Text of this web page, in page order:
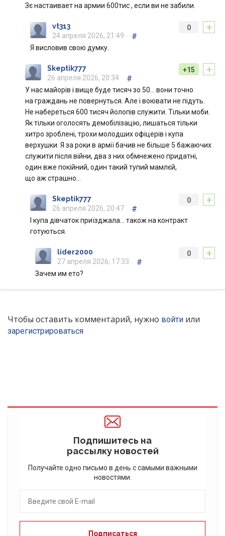
Зє настаивает на армии 600тис , если ви не забили.
+
0
vt313
24 апреля 2026, 21:49
#
Я висловив свою думку.
+
+15
Skeptik777
26 апреля 2026, 20:34
#
У нас майорів і вище буде тисяч зо 50… вони точно
на граждань не повернуться. Але і воювати не підуть.
Не набереться 600 тисяч йолопів служити. Тільки моби.
Як тільки оголосять демобілізацію, лишаться тільки
хитро зроблені, трохи молодших офіцерів і купа
верхушки. Я за роки в армії бачив не більше 5 бажаючих
служити після війни, два з них обмнежено придатні,
один вже покійний, один такий тупий мамлєй,
що аж страшно…
+
0
Skeptik777
26 апреля 2026, 20:47
#
І купа дівчаток приїзджала… також на контракт
готуються.
+
0
lider2000
27 апреля 2026, 17:33
#
Зачем им ето?
Чтобы оставить комментарий, нужно войти или
зарегистрироваться
Подпишитесь на
рассылку новостей
Получайте одно письмо в день с самыми важными
новостями.